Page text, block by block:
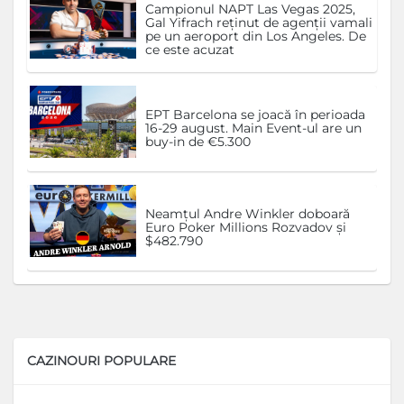
Campionul NAPT Las Vegas 2025,
Gal Yifrach reținut de agenții vamali
pe un aeroport din Los Angeles. De
ce este acuzat
EPT Barcelona se joacă în perioada
16-29 august. Main Event-ul are un
buy-in de €5.300
Neamțul Andre Winkler doboară
Euro Poker Millions Rozvadov și
$482.790
CAZINOURI POPULARE